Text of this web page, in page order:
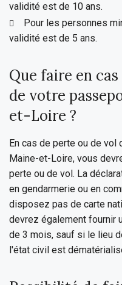
validité est de 10 ans.
Pour les personnes
validité est de 5 ans.
Que faire en
de votre
et-Loire ?
En cas de perte ou de
Maine-et-Loire, vous
perte ou de vol. La
en gendarmerie ou en
disposez pas de carte
devrez également fournir
de 3 mois, sauf si le lieu
l'état civil est